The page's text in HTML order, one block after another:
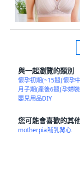
與一起瀏覽的類別
懷孕初期(~15週)懷孕
月子期(產後6週)孕婦裝
嬰兒用品DIY
您可能會喜歡的其
motherpia哺乳背心